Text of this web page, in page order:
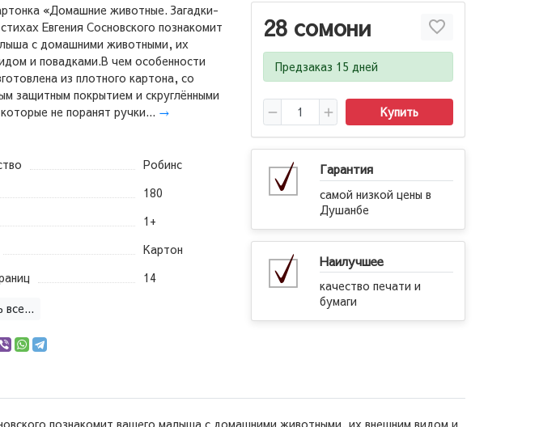
28 сомони
Предзаказ 15 дней
Купить
Гарантия
самой низкой цены в
Душанбе
Наилучшее
качество печати и
бумаги
«Домашние животные. Загадки-
Евгения Сосновского познакомит
с домашними животными, их
и повадками.В чем особенности
из плотного картона, со
защитным покрытием и скруглёнными
не поранят ручки... →
Робинс
180
1+
Картон
14
все...
познакомит вашего малыша с домашними животными, их внешним видом и